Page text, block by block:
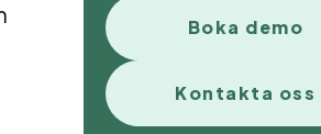
Boka demo
Kontakta oss